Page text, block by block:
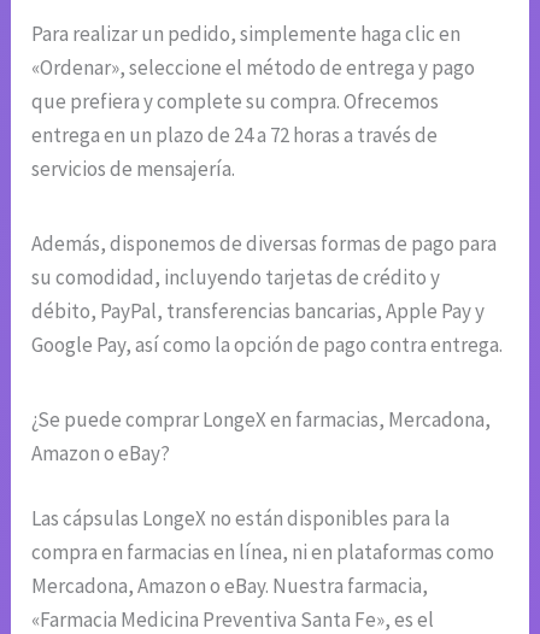
Para realizar un pedido, simplemente haga clic en
«Ordenar», seleccione el método de entrega y pago
que prefiera y complete su compra. Ofrecemos
entrega en un plazo de 24 a 72 horas a través de
servicios de mensajería.
Además, disponemos de diversas formas de pago para
su comodidad, incluyendo tarjetas de crédito y
débito, PayPal, transferencias bancarias, Apple Pay y
Google Pay, así como la opción de pago contra entrega.
¿Se puede comprar LongeX en farmacias, Mercadona,
Amazon o eBay?
Las cápsulas LongeX no están disponibles para la
compra en farmacias en línea, ni en plataformas como
Mercadona, Amazon o eBay. Nuestra farmacia,
«Farmacia Medicina Preventiva Santa Fe», es el